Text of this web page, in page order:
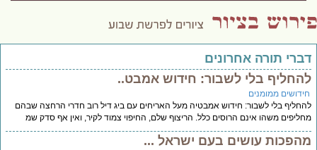
דברי תורה אחרונים
להחליף בלי לשבור: חידוש אמבט..
חידושים ממומנים
להחליף בלי לשבור: חידוש אמבטיה מעל האריחים עם ביג דיל רוב חדרי הרחצה שבהם
מחליפים משהו אינם הרוסים כלל. הריצוף שלם, החיפוי צמוד לקיר, ואין אף סדק שמ
מהפכות עושים בעם ישראל ...